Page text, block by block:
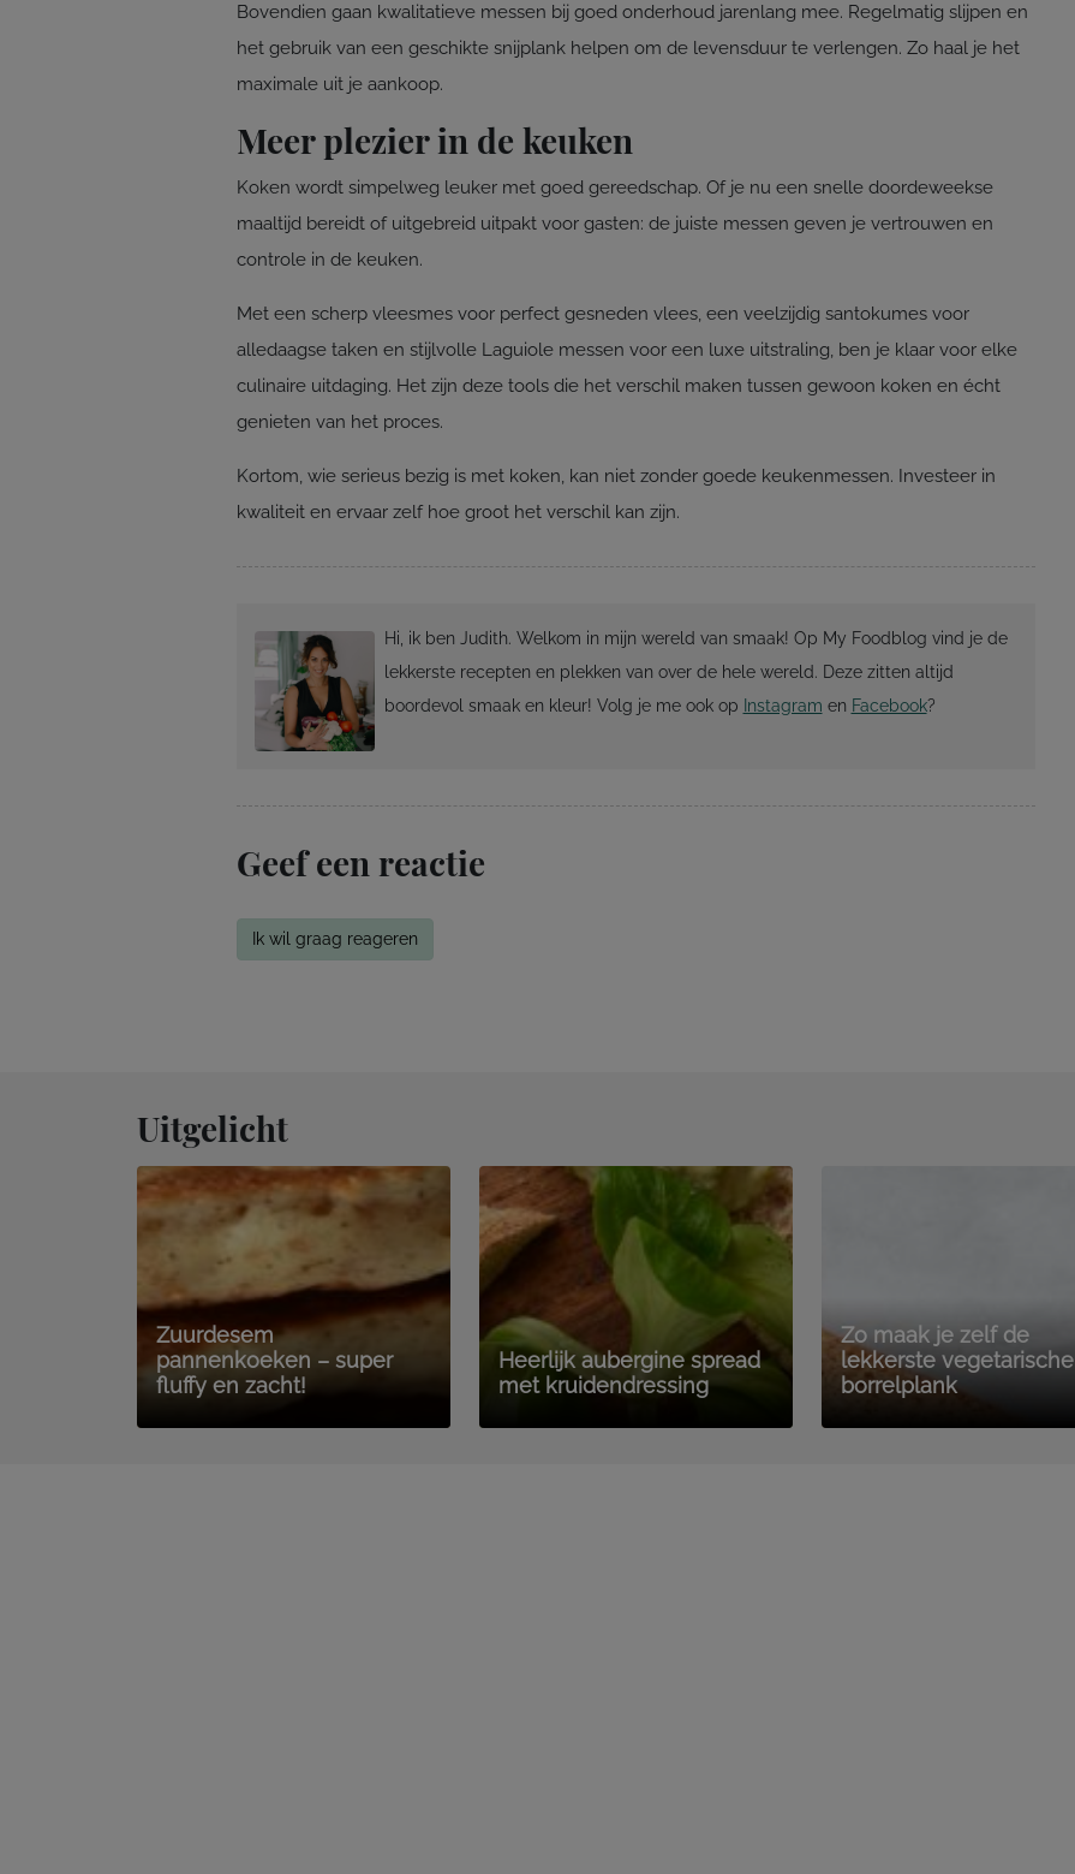
Bovendien gaan kwalitatieve messen bij goed onderhoud jarenlang mee. Regelmatig slijpen en
het gebruik van een geschikte snijplank helpen om de levensduur te verlengen. Zo haal je het
maximale uit je aankoop.
Meer plezier in de keuken
Koken wordt simpelweg leuker met goed gereedschap. Of je nu een snelle doordeweekse
maaltijd bereidt of uitgebreid uitpakt voor gasten: de juiste messen geven je vertrouwen en
controle in de keuken.
Met een scherp vleesmes voor perfect gesneden vlees, een veelzijdig santokumes voor
alledaagse taken en stijlvolle Laguiole messen voor een luxe uitstraling, ben je klaar voor elke
culinaire uitdaging. Het zijn deze tools die het verschil maken tussen gewoon koken en écht
genieten van het proces.
Kortom, wie serieus bezig is met koken, kan niet zonder goede keukenmessen. Investeer in
kwaliteit en ervaar zelf hoe groot het verschil kan zijn.
Hi, ik ben Judith. Welkom in mijn wereld van smaak! Op My Foodblog vind je de
lekkerste recepten en plekken van over de hele wereld. Deze zitten altijd
boordevol smaak en kleur! Volg je me ook op Instagram en Facebook?
Geef een reactie
Ik wil graag reageren
Uitgelicht
Zuurdesem
pannenkoeken – super
fluffy en zacht!
Heerlijk aubergine spread
met kruidendressing
Zo maak je zelf de
lekkerste vegetarische
borrelplank